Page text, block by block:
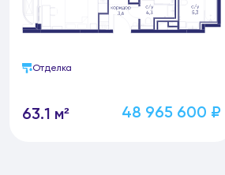
Отделка
63.1 м² 48 965 600 ₽